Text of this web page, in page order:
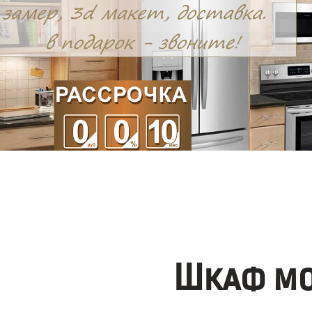
Шкаф